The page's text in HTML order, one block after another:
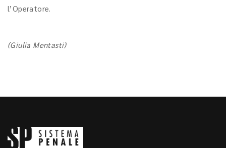
l’Operatore.
(Giulia Mentasti)